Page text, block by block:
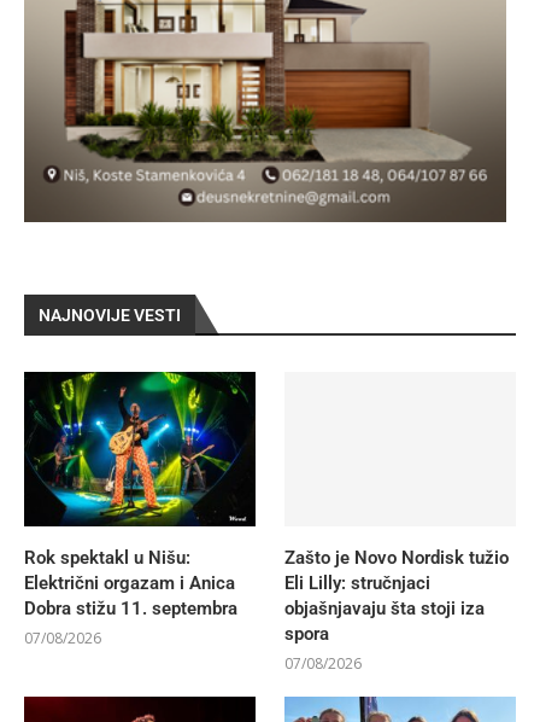
NAJNOVIJE VESTI
Rok spektakl u Nišu:
Električni orgazam i Anica
Dobra stižu 11. septembra
07/08/2026
Zašto je Novo Nordisk tužio
Eli Lilly: stručnjaci
objašnjavaju šta stoji iza
spora
07/08/2026